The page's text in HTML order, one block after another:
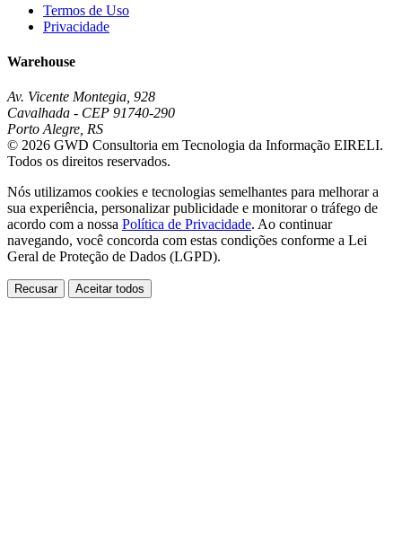
Termos de Uso
Privacidade
Warehouse
Av. Vicente Montegia, 928
Cavalhada - CEP 91740-290
Porto Alegre, RS
© 2026 GWD Consultoria em Tecnologia da Informação EIRELI.
Todos os direitos reservados.
Nós utilizamos cookies e tecnologias semelhantes para melhorar a
sua experiência, personalizar publicidade e monitorar o tráfego de
acordo com a nossa Política de Privacidade. Ao continuar
navegando, você concorda com estas condições conforme a Lei
Geral de Proteção de Dados (LGPD).
Recusar Aceitar todos